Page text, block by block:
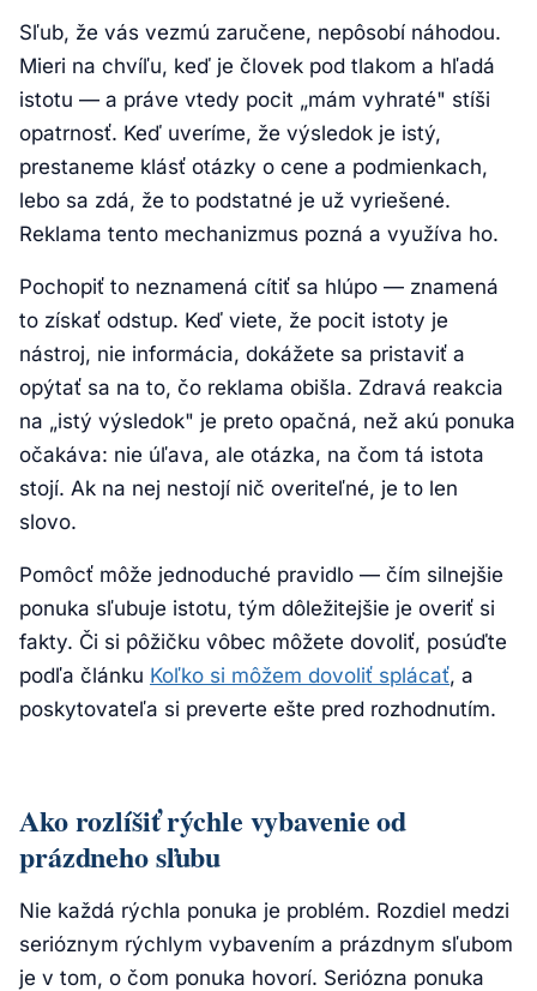
Sľub, že vás vezmú zaručene, nepôsobí náhodou.
Mieri na chvíľu, keď je človek pod tlakom a hľadá
istotu — a práve vtedy pocit „mám vyhraté" stíši
opatrnosť. Keď uveríme, že výsledok je istý,
prestaneme klásť otázky o cene a podmienkach,
lebo sa zdá, že to podstatné je už vyriešené.
Reklama tento mechanizmus pozná a využíva ho.
Pochopiť to neznamená cítiť sa hlúpo — znamená
to získať odstup. Keď viete, že pocit istoty je
nástroj, nie informácia, dokážete sa pristaviť a
opýtať sa na to, čo reklama obišla. Zdravá reakcia
na „istý výsledok" je preto opačná, než akú ponuka
očakáva: nie úľava, ale otázka, na čom tá istota
stojí. Ak na nej nestojí nič overiteľné, je to len
slovo.
Pomôcť môže jednoduché pravidlo — čím silnejšie
ponuka sľubuje istotu, tým dôležitejšie je overiť si
fakty. Či si pôžičku vôbec môžete dovoliť, posúďte
podľa článku Koľko si môžem dovoliť splácať, a
poskytovateľa si preverte ešte pred rozhodnutím.
Ako rozlíšiť rýchle vybavenie od
prázdneho sľubu
Nie každá rýchla ponuka je problém. Rozdiel medzi
serióznym rýchlym vybavením a prázdnym sľubom
je v tom, o čom ponuka hovorí. Seriózna ponuka